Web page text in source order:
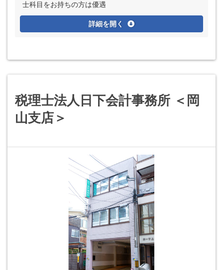
士科目をお持ちの方は優遇
詳細を開く
税理士法人日下会計事務所 ＜岡
山支店＞